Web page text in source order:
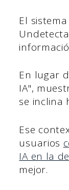
El
En lugar
IA",
se inclina
Ese
usuarios
IA en la
mejor.